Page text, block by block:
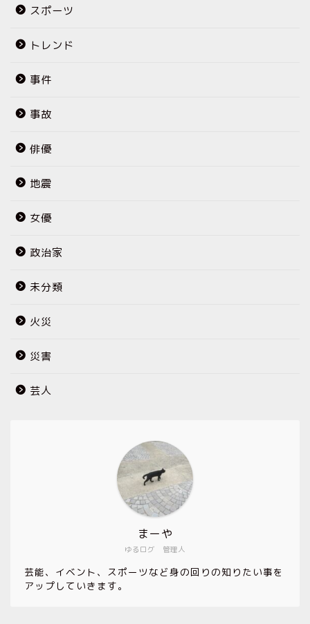
スポーツ
トレンド
事件
事故
俳優
地震
女優
政治家
未分類
火災
災害
芸人
ゆるログ 管理人
まーや
芸能、イベント、スポーツなど身の回りの知りたい事を
アップしていきます。